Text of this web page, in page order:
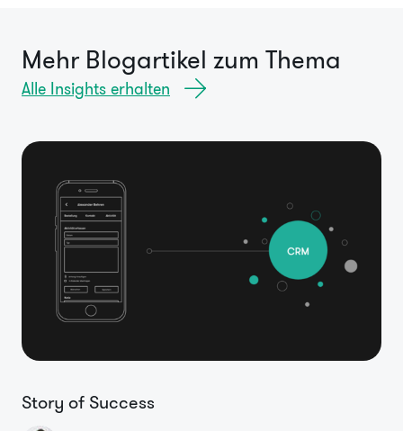
Mehr Blogartikel zum Thema
Alle Insights erhalten
Story of Success